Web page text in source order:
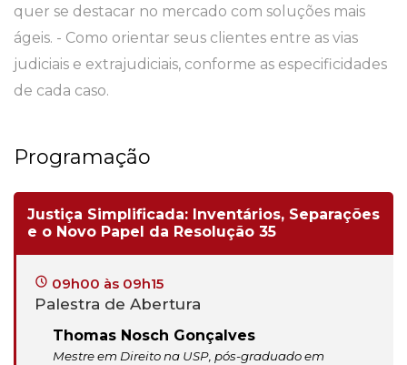
quer se destacar no mercado com soluções mais
ágeis. - Como orientar seus clientes entre as vias
judiciais e extrajudiciais, conforme as especificidades
de cada caso.
Programação
Justiça Simplificada: Inventários, Separações
e o Novo Papel da Resolução 35
09h00 às 09h15
Palestra de Abertura
Thomas Nosch Gonçalves
Mestre em Direito na USP, pós-graduado em